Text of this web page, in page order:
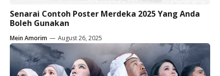
Senarai Contoh Poster Merdeka 2025 Yang Anda
Boleh Gunakan
Mein Amorim — August 26, 2025